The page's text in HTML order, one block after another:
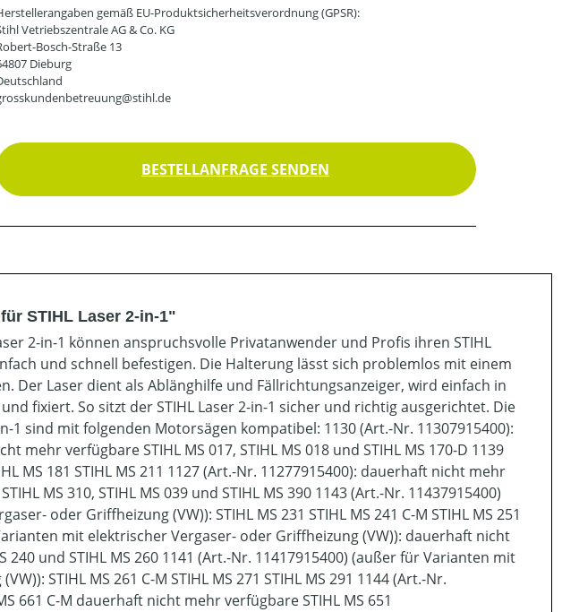
gemäß EU-Produktsicherheitsverordnung (GPSR):
Vetriebszentrale AG & Co. KG
Bosch-Straße 13
Dieburg
BESTELLANFRAGE SENDEN
STIHL Laser 2-in-1"
2-in-1 können anspruchsvolle Privatanwender und Profis ihren STIHL
und schnell befestigen. Die Halterung lässt sich problemlos mit einem
Der Laser dient als Ablänghilfe und Fällrichtungsanzeiger, wird einfach in
fixiert. So sitzt der STIHL Laser 2-in-1 sicher und richtig ausgerichtet. Die
1 sind mit folgenden Motorsägen kompatibel: 1130 (Art.-Nr. 11307915400):
mehr verfügbare STIHL MS 017, STIHL MS 018 und STIHL MS 170-D 1139
MS 181 STIHL MS 211 1127 (Art.-Nr. 11277915400): dauerhaft nicht mehr
MS 310, STIHL MS 039 und STIHL MS 390 1143 (Art.-Nr. 11437915400)
oder Griffheizung (VW)): STIHL MS 231 STIHL MS 241 C-M STIHL MS 251
mit elektrischer Vergaser- oder Griffheizung (VW)): dauerhaft nicht
240 und STIHL MS 260 1141 (Art.-Nr. 11417915400) (außer für Varianten mit
STIHL MS 261 C-M STIHL MS 271 STIHL MS 291 1144 (Art.-Nr.
661 C-M dauerhaft nicht mehr verfügbare STIHL MS 651